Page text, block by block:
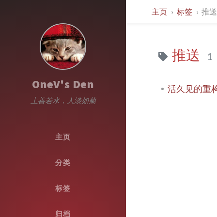
OneV's Den
上善若水，人淡如菊
主页
分类
标签
归档
主页 标签 推送
推送 1
活久见的重